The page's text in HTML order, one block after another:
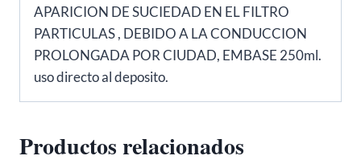
APARICION DE SUCIEDAD EN EL FILTRO
PARTICULAS , DEBIDO A LA CONDUCCION
PROLONGADA POR CIUDAD, EMBASE 250ml.
uso directo al deposito.
Productos relacionados